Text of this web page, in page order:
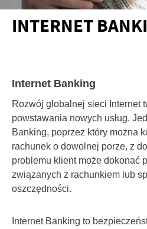
INTERNET
Internet Banking
Rozwój globalnej sieci Internet
powstawania nowych usług.
Banking, poprzez który można
rachunek o dowolnej porze, z
problemu klient może dokonać
związanych z rachunkiem lub
oszczędności.
Internet Banking to